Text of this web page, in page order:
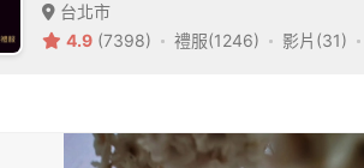
台北市
4.9 (7398) 禮服(1246) 影片(31)